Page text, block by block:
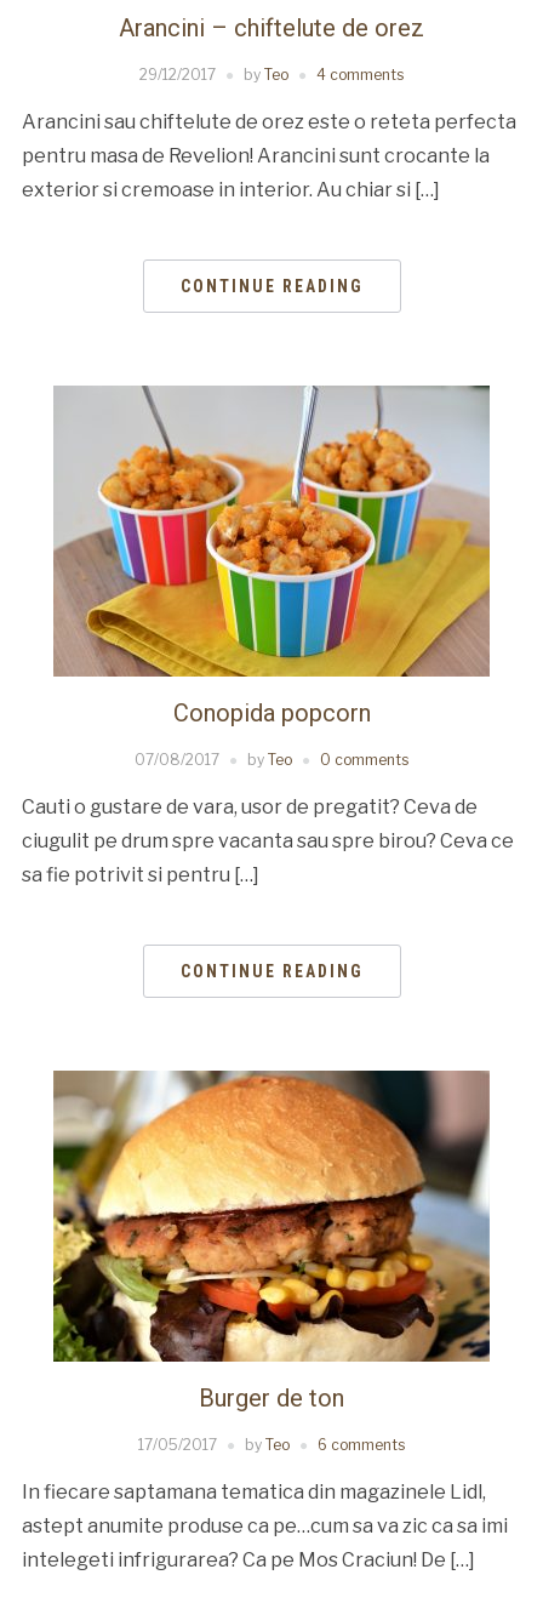
Arancini – chiftelute de orez
29/12/2017 by Teo 4 comments
Arancini sau chiftelute de orez este o reteta perfecta
pentru masa de Revelion! Arancini sunt crocante la
exterior si cremoase in interior. Au chiar si […]
CONTINUE READING
Conopida popcorn
07/08/2017 by Teo 0 comments
Cauti o gustare de vara, usor de pregatit? Ceva de
ciugulit pe drum spre vacanta sau spre birou? Ceva ce
sa fie potrivit si pentru […]
CONTINUE READING
Burger de ton
17/05/2017 by Teo 6 comments
In fiecare saptamana tematica din magazinele Lidl,
astept anumite produse ca pe…cum sa va zic ca sa imi
intelegeti infrigurarea? Ca pe Mos Craciun! De […]